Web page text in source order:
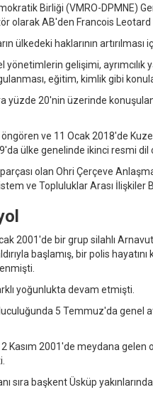
Birliği (VMRO-DPMNE)
olarak AB'den Francois
haklarının artırılması
yönetimlerin gelişimi,
eğitim, kimlik gibi
yüzde 20'nin üzerinde
öngören ve 11 Ocak 2018'de
ülke genelinde ikinci resmi dil
olan Ohri Çerçeve
ve Topluluklar Arası İlişkiler
2001'de bir grup silahlı
başlamış, bir polis hayatını
yoğunlukta devam etmişti.
5 Temmuz'da genel
Kasım 2001'de meydana
sıra başkent Üsküp